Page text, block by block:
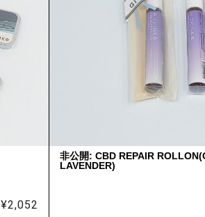
¥2,052
非公開: CBD REPAIR
LAVENDER)